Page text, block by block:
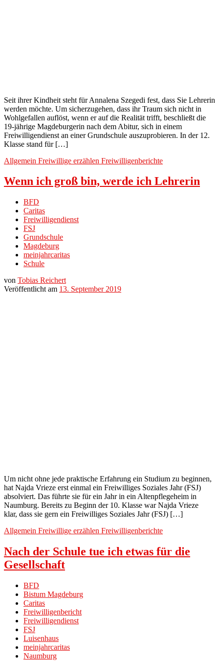
Seit ihrer Kindheit steht für Annalena Szegedi fest, dass Sie Lehrerin
werden möchte. Um sicherzugehen, dass ihr Traum sich nicht in
Wohlgefallen auflöst, wenn er auf die Realität trifft, beschließt die
19-jährige Magdeburgerin nach dem Abitur, sich in einem
Freiwilligendienst an einer Grundschule auszuprobieren. In der 12.
Klasse stand für […]
Allgemein Freiwillige erzählen Freiwilligenberichte
Wenn ich groß bin, werde ich Lehrerin
BFD
Caritas
Freiwilligendienst
FSJ
Grundschule
Magdeburg
meinjahrcaritas
Schule
von Tobias Reichert
Veröffentlicht am 13. September 2019
Um nicht ohne jede praktische Erfahrung ein Studium zu beginnen,
hat Najda Vrieze erst einmal ein Freiwilliges Soziales Jahr (FSJ)
absolviert. Das führte sie für ein Jahr in ein Altenpflegeheim in
Naumburg. Bereits zu Beginn der 10. Klasse war Najda Vrieze
klar, dass sie gern ein Freiwilliges Soziales Jahr (FSJ) […]
Allgemein Freiwillige erzählen Freiwilligenberichte
Nach der Schule tue ich etwas für die
Gesellschaft
BFD
Bistum Magdeburg
Caritas
Freiwilligenbericht
Freiwilligendienst
FSJ
Luisenhaus
meinjahrcaritas
Naumburg